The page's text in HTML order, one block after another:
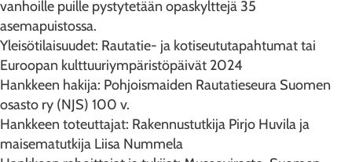
vanhoille puille pystytetään opaskylttejä 35
asemapuistossa.
Yleisötilaisuudet: Rautatie- ja kotiseututapahtumat tai
Euroopan kulttuuriympäristöpäivät 2024
Hankkeen hakija: Pohjoismaiden Rautatieseura Suomen
osasto ry (NJS) 100 v.
Hankkeen toteuttajat: Rakennustutkija Pirjo Huvila ja
maisematutkija Liisa Nummela